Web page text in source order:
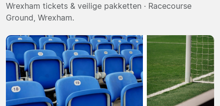
Reisorganisaties
Wrexham tickets & veilige pakketten · Racecourse
Ground, Wrexham.